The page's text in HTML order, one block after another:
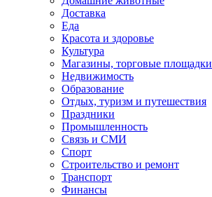
Доставка
Еда
Красота и здоровье
Культура
Магазины, торговые площадки
Недвижимость
Образование
Отдых, туризм и путешествия
Праздники
Промышленность
Связь и СМИ
Спорт
Строительство и ремонт
Транспорт
Финансы